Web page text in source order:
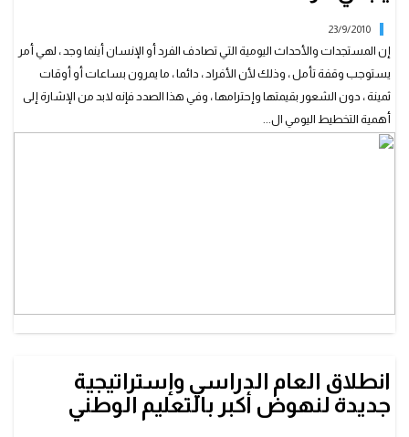
23/9/2010
إن المستجدات والأحداث اليومية التي تصادف الفرد أو الإنسان أينما وجد ، لهي أمر
يستوجب وقفة تأمل ، وذلك لأن الأفراد ، دائما ، ما يمرون بساعات أو أوقات
ثمينة ، دون الشعور بقيمتها وإحترامها ، وفي هذا الصدد فإنه لابد من الإشارة إلى
أهمية التخطيط اليومي ال...
انطلاق العام الدراسي وإستراتيجية
جديدة لنهوض أكبر بالتعليم الوطني